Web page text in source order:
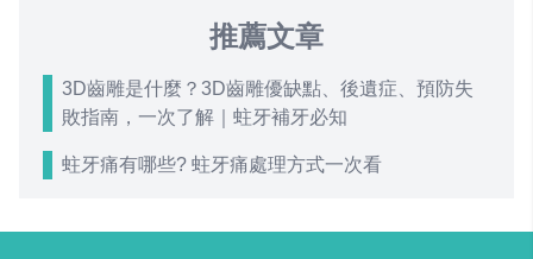
推薦文章
3D齒雕是什麼？3D齒雕優缺點、後遺症、預防失
敗指南，一次了解｜蛀牙補牙必知
蛀牙痛有哪些? 蛀牙痛處理方式一次看